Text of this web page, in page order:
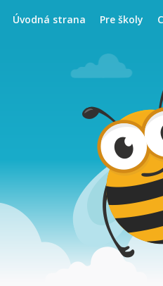
Úvodná strana Pre školy